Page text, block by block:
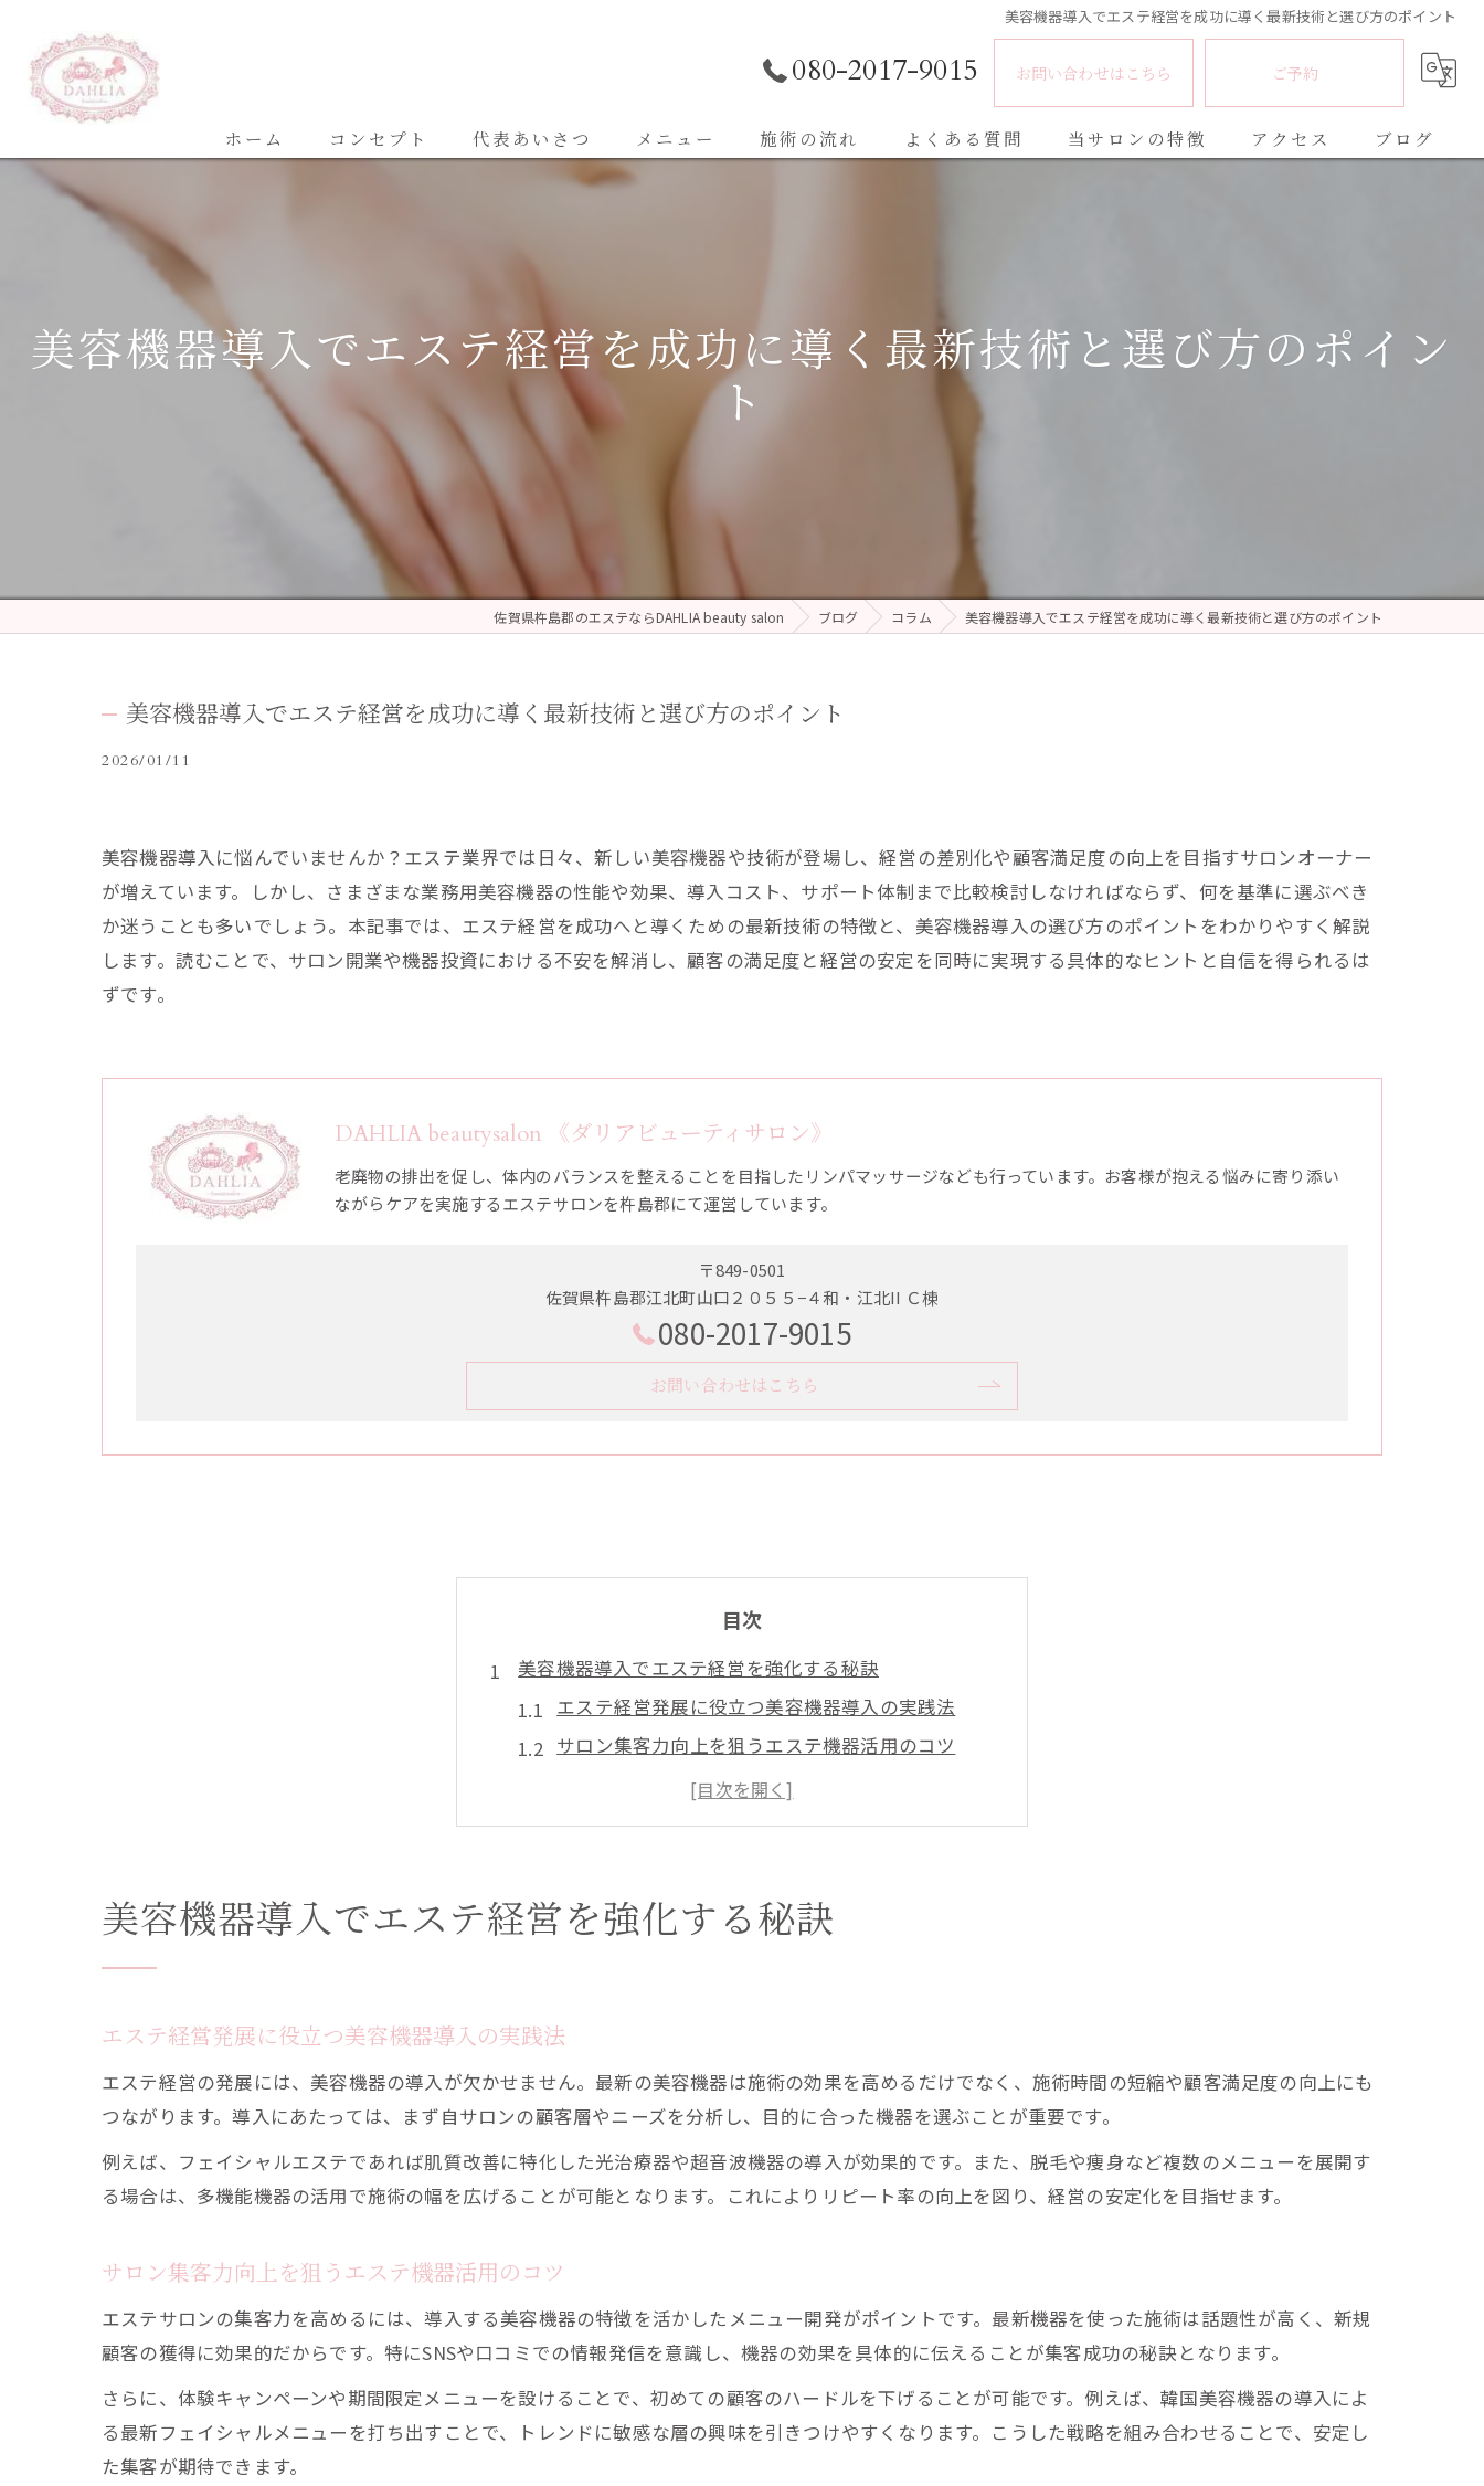
美容機器導入でエステ経営を成功に導く最新技術と選び方のポイント
080-2017-9015 お問い合わせはこちら ご予約
ホーム コンセプト 代表あいさつ メニュー 施術の流れ よくある質問 当サロンの特徴
エアバリ
アクセス ブログ
美容機器導入でエステ経営を成功に導く最新技術と選び方のポイン
ト
佐賀県杵島郡のエステならDAHLIA beauty salon ブログ コラム 美容機器導入でエステ経営を成功に導く最新技術と選び方のポイント
美容機器導入でエステ経営を成功に導く最新技術と選び方のポイント
2026/01/11
美容機器導入に悩んでいませんか？エステ業界では日々、新しい美容機器や技術が登場し、経営の差別化や顧客満足度の向上を目指すサロンオーナー
が増えています。しかし、さまざまな業務用美容機器の性能や効果、導入コスト、サポート体制まで比較検討しなければならず、何を基準に選ぶべき
か迷うことも多いでしょう。本記事では、エステ経営を成功へと導くための最新技術の特徴と、美容機器導入の選び方のポイントをわかりやすく解説
します。読むことで、サロン開業や機器投資における不安を解消し、顧客の満足度と経営の安定を同時に実現する具体的なヒントと自信を得られるは
ずです。
DAHLIA beautysalon 《ダリアビューティサロン》
老廃物の排出を促し、体内のバランスを整えることを目指したリンパマッサージなども行っています。お客様が抱える悩みに寄り添い
ながらケアを実施するエステサロンを杵島郡にて運営しています。
〒849-0501
佐賀県杵島郡江北町山口２０５５−４和・江北II Ｃ棟
080-2017-9015
お問い合わせはこちら
目次
美容機器導入でエステ経営を強化する秘訣
エステ経営発展に役立つ美容機器導入の実践法
サロン集客力向上を狙うエステ機器活用のコツ
業務用エステ機器導入で差別化するメリット
エステ施術の質を高める最新美容機器の選定基準
エステに最適な美容機器選びのポイント
エステ施術に合う美容機器選定の重要ポイント
フェイシャルエステ最新機器で施術満足度アップ
エステ機器選びで重視すべき機能と安全性とは
業務用エステ機器導入がもたらす効果とは
エステ経営における業務用美容機器導入の効果
フェイシャルエステ機器導入で期待できる顧客満足
業務用エステ機器で広がる施術メニューの可能性
サロン運営で役立つ最新美容機器の活用術
エステ経営に効く最新美容機器の賢い活用法
施術技術向上へ導くエステ機器の導入アイデア
美容機器導入でエステ経営を強化する秘訣
エステ経営発展に役立つ美容機器導入の実践法
エステ経営の発展には、美容機器の導入が欠かせません。最新の美容機器は施術の効果を高めるだけでなく、施術時間の短縮や顧客満足度の向上にも
つながります。導入にあたっては、まず自サロンの顧客層やニーズを分析し、目的に合った機器を選ぶことが重要です。
例えば、フェイシャルエステであれば肌質改善に特化した光治療器や超音波機器の導入が効果的です。また、脱毛や痩身など複数のメニューを展開す
る場合は、多機能機器の活用で施術の幅を広げることが可能となります。これによりリピート率の向上を図り、経営の安定化を目指せます。
サロン集客力向上を狙うエステ機器活用のコツ
エステサロンの集客力を高めるには、導入する美容機器の特徴を活かしたメニュー開発がポイントです。最新機器を使った施術は話題性が高く、新規
顧客の獲得に効果的だからです。特にSNSや口コミでの情報発信を意識し、機器の効果を具体的に伝えることが集客成功の秘訣となります。
さらに、体験キャンペーンや期間限定メニューを設けることで、初めての顧客のハードルを下げることが可能です。例えば、韓国美容機器の導入によ
る最新フェイシャルメニューを打ち出すことで、トレンドに敏感な層の興味を引きつけやすくなります。こうした戦略を組み合わせることで、安定し
た集客が期待できます。